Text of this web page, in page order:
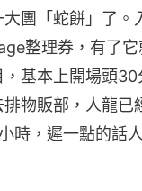
團「蛇餅」了。
整理券，有了
基本上開場頭
物販部，人龍已
時，遲一點的話